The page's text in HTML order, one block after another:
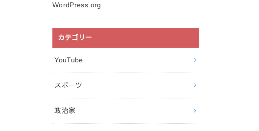
WordPress.org
カテゴリー
YouTube
スポーツ
政治家